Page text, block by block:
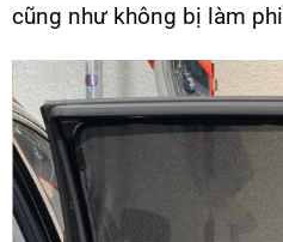
cũng như không bị làm